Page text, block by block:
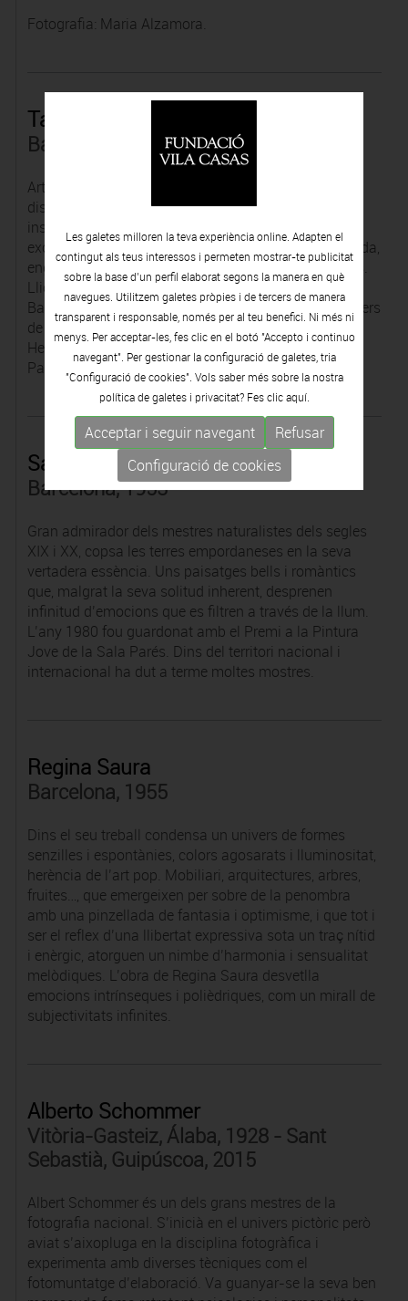
Fotografia: Maria Alzamora.
Tatiana Sarasa
Barcelona, 1966
Artista multidisciplinària a mig camí entre l’art i el
disseny. Les seves composicions -pintures,
instal•lacions, brodats o sutures d’una exquisidesa
excepcional- ens evoquen una bellesa subtil i delicada,
engalonada d’una simfonia de negres, blancs i roses.
Llicenciada en Belles Arts per la Universitat de
Barcelona, complementà la seva formació en els tallers
de l’Escola de Disseny i Art amb Antoni Llena i Joan
Hernàndez-Pijuan. Des de l’any 1992, viu i treballa a
Palma de Mallorca.
Sardà
Barcelona, 1953
Gran admirador dels mestres naturalistes dels segles
XIX i XX, copsa les terres empordaneses en la seva
vertadera essència. Uns paisatges bells i romàntics
que, malgrat la seva solitud inherent, desprenen
infinitud d’emocions que es filtren a través de la llum.
L’any 1980 fou guardonat amb el Premi a la Pintura
Jove de la Sala Parés. Dins del territori nacional i
internacional ha dut a terme moltes mostres.
Regina Saura
Barcelona, 1955
Dins el seu treball condensa un univers de formes
senzilles i espontànies, colors agosarats i lluminositat,
herència de l’art pop. Mobiliari, arquitectures, arbres,
fruites…, que emergeixen per sobre de la penombra
amb una pinzellada de fantasia i optimisme, i que tot i
ser el reflex d’una llibertat expressiva sota un traç nítid
i enèrgic, atorguen un nimbe d’harmonia i sensualitat
melòdiques. L’obra de Regina Saura desvetlla
emocions intrínseques i polièdriques, com un mirall de
subjectivitats infinites.
Alberto Schommer
Vitòria-Gasteiz, Álaba, 1928 - Sant
Sebastià, Guipúscoa, 2015
Albert Schommer és un dels grans mestres de la
fotografia nacional. S’inicià en el univers pictòric però
aviat s’aixopluga en la disciplina fotogràfica i
experimenta amb diverses tècniques com el
fotomuntatge d’elaboració. Va guanyar-se la seva ben
Les galetes milloren la teva experiència online. Adapten el
contingut als teus interessos i permeten mostrar-te publicitat
sobre la base d’un perfil elaborat segons la manera en què
navegues. Utilitzem galetes pròpies i de tercers de manera
transparent i responsable, només per al teu benefici. Ni més ni
menys. Per acceptar-les, fes clic en el botó "Accepto i continuo
navegant". Per gestionar la configuració de galetes, tria
"Configuració de cookies". Vols saber més sobre la nostra
política de galetes i privacitat? Fes clicaquí.
Acceptar i seguir navegant
Refusar
Configuració de cookies